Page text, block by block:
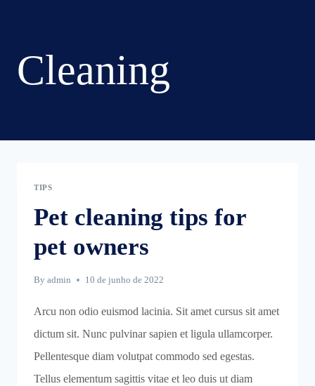
contentCleaning
TIPS
Pet cleaning tips for
pet owners
By admin 10 de junho de 2022
Arcu non odio euismod lacinia. Sit amet cursus sit amet
dictum sit. Nunc pulvinar sapien et ligula ullamcorper.
Pellentesque diam volutpat commodo sed egestas.
Tellus elementum sagittis vitae et leo duis ut diam